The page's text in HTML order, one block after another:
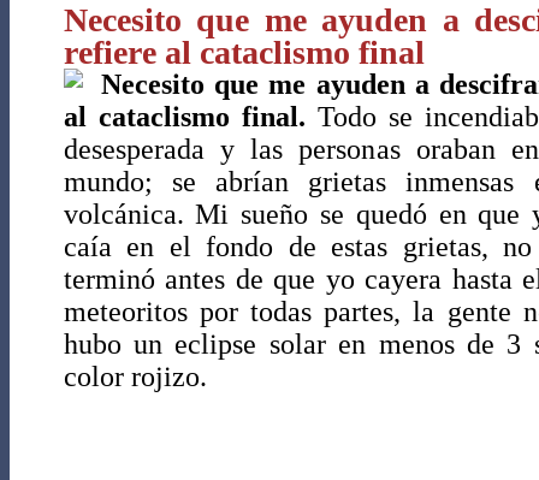
Necesito que me ayuden a
refiere al cataclismo final
Necesito que me ayuden a
al cataclismo final. Todo se
desesperada y las personas oraban
mundo; se abrían grietas
volcánica. Mi sueño se quedó en que
caía en el fondo de estas grietas,
terminó antes de que yo cayera hasta
meteoritos por todas partes, la gente
hubo un eclipse solar en menos de 3
color rojizo.